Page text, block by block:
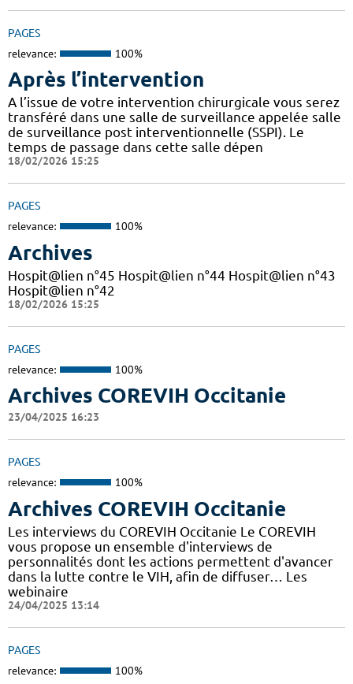
PAGES
relevance: 100%
Après l’intervention
A l’issue de votre intervention chirurgicale vous serez
transféré dans une salle de surveillance appelée salle
de surveillance post interventionnelle (SSPI). Le
temps de passage dans cette salle dépen
18/02/2026 15:25
PAGES
relevance: 100%
Archives
Hospit@lien n°45 Hospit@lien n°44 Hospit@lien n°43
Hospit@lien n°42
18/02/2026 15:25
PAGES
relevance: 100%
Archives COREVIH Occitanie
23/04/2025 16:23
PAGES
relevance: 100%
Archives COREVIH Occitanie
Les interviews du COREVIH Occitanie Le COREVIH
vous propose un ensemble d'interviews de
personnalités dont les actions permettent d'avancer
dans la lutte contre le VIH, afin de diffuser… Les
webinaire
24/04/2025 13:14
PAGES
relevance: 100%